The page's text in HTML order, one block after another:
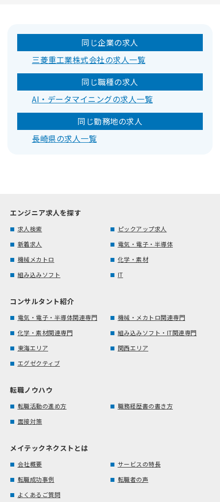
同じ企業の求人
三菱重工業株式会社の求人一覧
同じ職種の求人
AI・データマイニングの求人一覧
同じ勤務地の求人
長崎県の求人一覧
エンジニア求人を探す
求人検索
ピックアップ求人
新着求人
電気・電子・半導体
機械メカトロ
化学・素材
組み込みソフト
IT
コンサルタント紹介
電気・電子・半導体関連専門
機械・メカトロ関連専門
化学・素材関連専門
組み込みソフト・IT関連専門
東海エリア
関西エリア
エグゼクティブ
転職ノウハウ
転職活動の進め方
職務経歴書の書き方
面接対策
メイテックネクストとは
会社概要
サービスの特長
転職成功事例
転職者の声
よくあるご質問